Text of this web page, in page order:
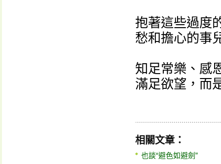
抱著這些過度
愁和擔心的事
知足常樂、感
滿足欲望，而
相關文章：
也談“避色如避劍”